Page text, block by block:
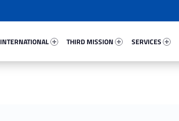
INTERNATIONAL
THIRD MISSION
SERVICES